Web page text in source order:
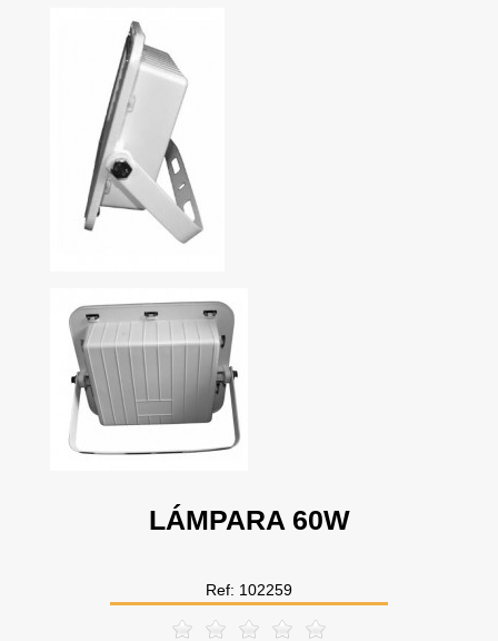
LÁMPARA 60W
Ref: 102259